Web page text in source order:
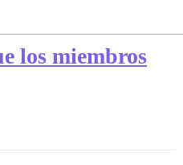
los miembros